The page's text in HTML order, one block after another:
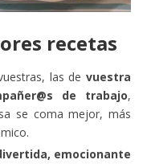
recetas
las de vuestra
de trabajo,
se coma mejor, más
emocionante